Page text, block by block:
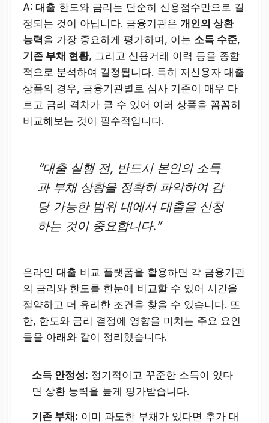
A: 대출 한도와 금리는 단순히 신용점수만으로 결
정되는 것이 아닙니다. 금융기관은개인의 상환
능력을 가장 중요하게 평가하며, 이는 소득 수준,
기존 부채 현황, 그리고 신용거래 이력 등을 종합
적으로 분석하여 결정됩니다. 특히 저신용자 대출
상품의 경우, 금융기관별로 심사 기준이 매우 다
르고 금리 격차가 클 수 있어 여러 상품을 꼼꼼히
비교해보는 것이 필수적입니다.
“대출 실행 전, 반드시 본인의 소득
과 부채 상황을 정확히 파악하여 감
당 가능한 범위 내에서 대출을 신청
하는 것이 중요합니다.”
온라인 대출 비교 플랫폼을 활용하면 각 금융기관
의 금리와 한도를 한눈에 비교할 수 있어 시간을
절약하고 더 유리한 조건을 찾을 수 있습니다. 또
한, 한도와 금리 결정에 영향을 미치는 주요 요인
들을 아래와 같이 정리했습니다.
소득 안정성: 정기적이고 꾸준한 소득이 있다
면 상환 능력을 높게 평가받습니다.
기존 부채: 이미 과도한 부채가 있다면 추가 대